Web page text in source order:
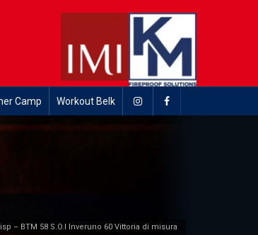
Camp Workout Belk
– BTM 58 S.O.I Inveruno 60 Vittoria di misura